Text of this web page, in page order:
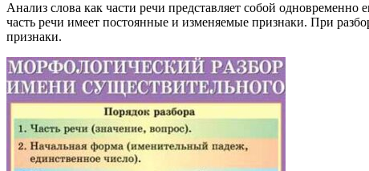
Анализ слова как части речи представляет собой
часть речи имеет постоянные и изменяемые признаки. При
признаки.